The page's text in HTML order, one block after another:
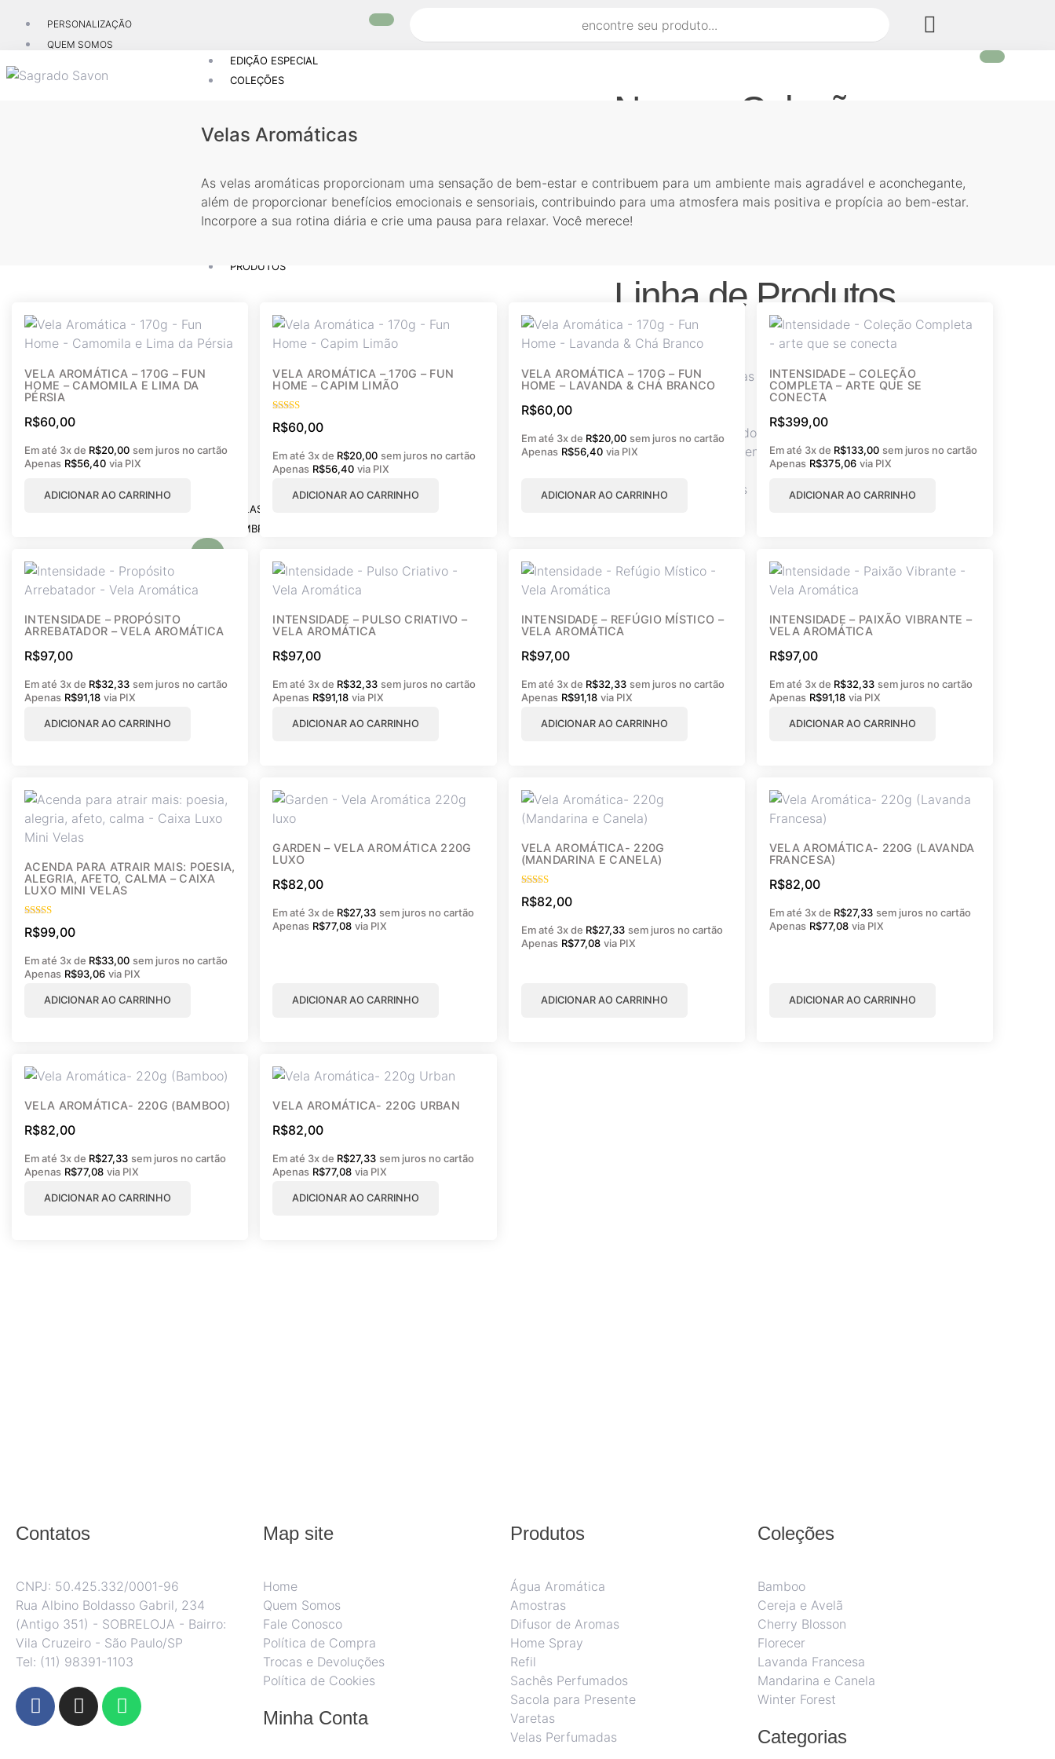
PERSONALIZAÇÃO
QUEM SOMOS
EDIÇÃO ESPECIAL
COLEÇÕES
Nossas Coleções
Urban
Garden
PRODUTOS
Linha de Produtos
Difusor de Aromas
Sachês Perfumados
Sacola para Presente
Velas Aromáticas
VELAS PERSONALIZADAS
LEMBRANCINHAS PERSONALIZADAS
X
Velas Aromáticas
As velas aromáticas proporcionam uma sensação de bem-estar e contribuem para um ambiente mais agradável e aconchegante,
além de proporcionar benefícios emocionais e sensoriais, contribuindo para uma atmosfera mais positiva e propícia ao bem-estar.
Incorpore a sua rotina diária e crie uma pausa para relaxar. Você merece!
VELA AROMÁTICA – 170G – FUN
HOME – CAMOMILA E LIMA DA
PÉRSIA
R$60,00
Em até 3x de R$20,00 sem juros no cartão
Apenas R$56,40 via PIX
ADICIONAR AO CARRINHO
VELA AROMÁTICA – 170G – FUN
HOME – CAPIM LIMÃO
Avaliação
5.00
R$60,00
Em até 3x de R$20,00 sem juros no cartão
Apenas R$56,40 via PIX
ADICIONAR AO CARRINHO
VELA AROMÁTICA – 170G – FUN
HOME – LAVANDA & CHÁ BRANCO
R$60,00
Em até 3x de R$20,00 sem juros no cartão
Apenas R$56,40 via PIX
ADICIONAR AO CARRINHO
INTENSIDADE – COLEÇÃO
COMPLETA – ARTE QUE SE
CONECTA
R$399,00
Em até 3x de R$133,00 sem juros no cartão
Apenas R$375,06 via PIX
ADICIONAR AO CARRINHO
INTENSIDADE – PROPÓSITO
ARREBATADOR – VELA AROMÁTICA
R$97,00
Em até 3x de R$32,33 sem juros no cartão
Apenas R$91,18 via PIX
ADICIONAR AO CARRINHO
INTENSIDADE – PULSO CRIATIVO –
VELA AROMÁTICA
R$97,00
Em até 3x de R$32,33 sem juros no cartão
Apenas R$91,18 via PIX
ADICIONAR AO CARRINHO
INTENSIDADE – REFÚGIO MÍSTICO –
VELA AROMÁTICA
R$97,00
Em até 3x de R$32,33 sem juros no cartão
Apenas R$91,18 via PIX
ADICIONAR AO CARRINHO
INTENSIDADE – PAIXÃO VIBRANTE –
VELA AROMÁTICA
R$97,00
Em até 3x de R$32,33 sem juros no cartão
Apenas R$91,18 via PIX
ADICIONAR AO CARRINHO
ACENDA PARA ATRAIR MAIS: POESIA,
ALEGRIA, AFETO, CALMA – CAIXA
LUXO MINI VELAS
Avaliação
5.00
R$99,00
Em até 3x de R$33,00 sem juros no cartão
Apenas R$93,06 via PIX
ADICIONAR AO CARRINHO
GARDEN – VELA AROMÁTICA 220G
LUXO
R$82,00
Em até 3x de R$27,33 sem juros no cartão
Apenas R$77,08 via PIX
ADICIONAR AO CARRINHO
VELA AROMÁTICA- 220G
(MANDARINA E CANELA)
Avaliação
5.00
R$82,00
Em até 3x de R$27,33 sem juros no cartão
Apenas R$77,08 via PIX
ADICIONAR AO CARRINHO
VELA AROMÁTICA- 220G (LAVANDA
FRANCESA)
R$82,00
Em até 3x de R$27,33 sem juros no cartão
Apenas R$77,08 via PIX
ADICIONAR AO CARRINHO
VELA AROMÁTICA- 220G (BAMBOO)
R$82,00
Em até 3x de R$27,33 sem juros no cartão
Apenas R$77,08 via PIX
ADICIONAR AO CARRINHO
VELA AROMÁTICA- 220G URBAN
R$82,00
Em até 3x de R$27,33 sem juros no cartão
Apenas R$77,08 via PIX
ADICIONAR AO CARRINHO
Contatos
CNPJ: 50.425.332/0001-96
Rua Albino Boldasso Gabril, 234
(Antigo 351) - SOBRELOJA - Bairro:
Vila Cruzeiro - São Paulo/SP
​​​​​​​​​​​​​​​​​​​​Tel: (11) 98391-1103
Map site
Home
Quem Somos
Fale Conosco
Política de Compra
Trocas e Devoluções
Política de Cookies
Minha Conta
Produtos
Água Aromática
Amostras
Difusor de Aromas
Home Spray
Refil
Sachês Perfumados
Sacola para Presente
Varetas
Velas Perfumadas
Coleções
Bamboo
Cereja e Avelã
Cherry Blosson
Florecer
Lavanda Francesa
Mandarina e Canela
Winter Forest
Categorias